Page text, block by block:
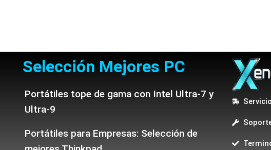
Selección Mejores PC
Portátiles tope de gama con Intel Ultra-7 y
Ultra-9
Portátiles para Empresas: Selección de